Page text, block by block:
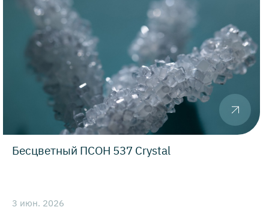
Бесцветный ПСОН 537 Crystal
3 июн. 2026